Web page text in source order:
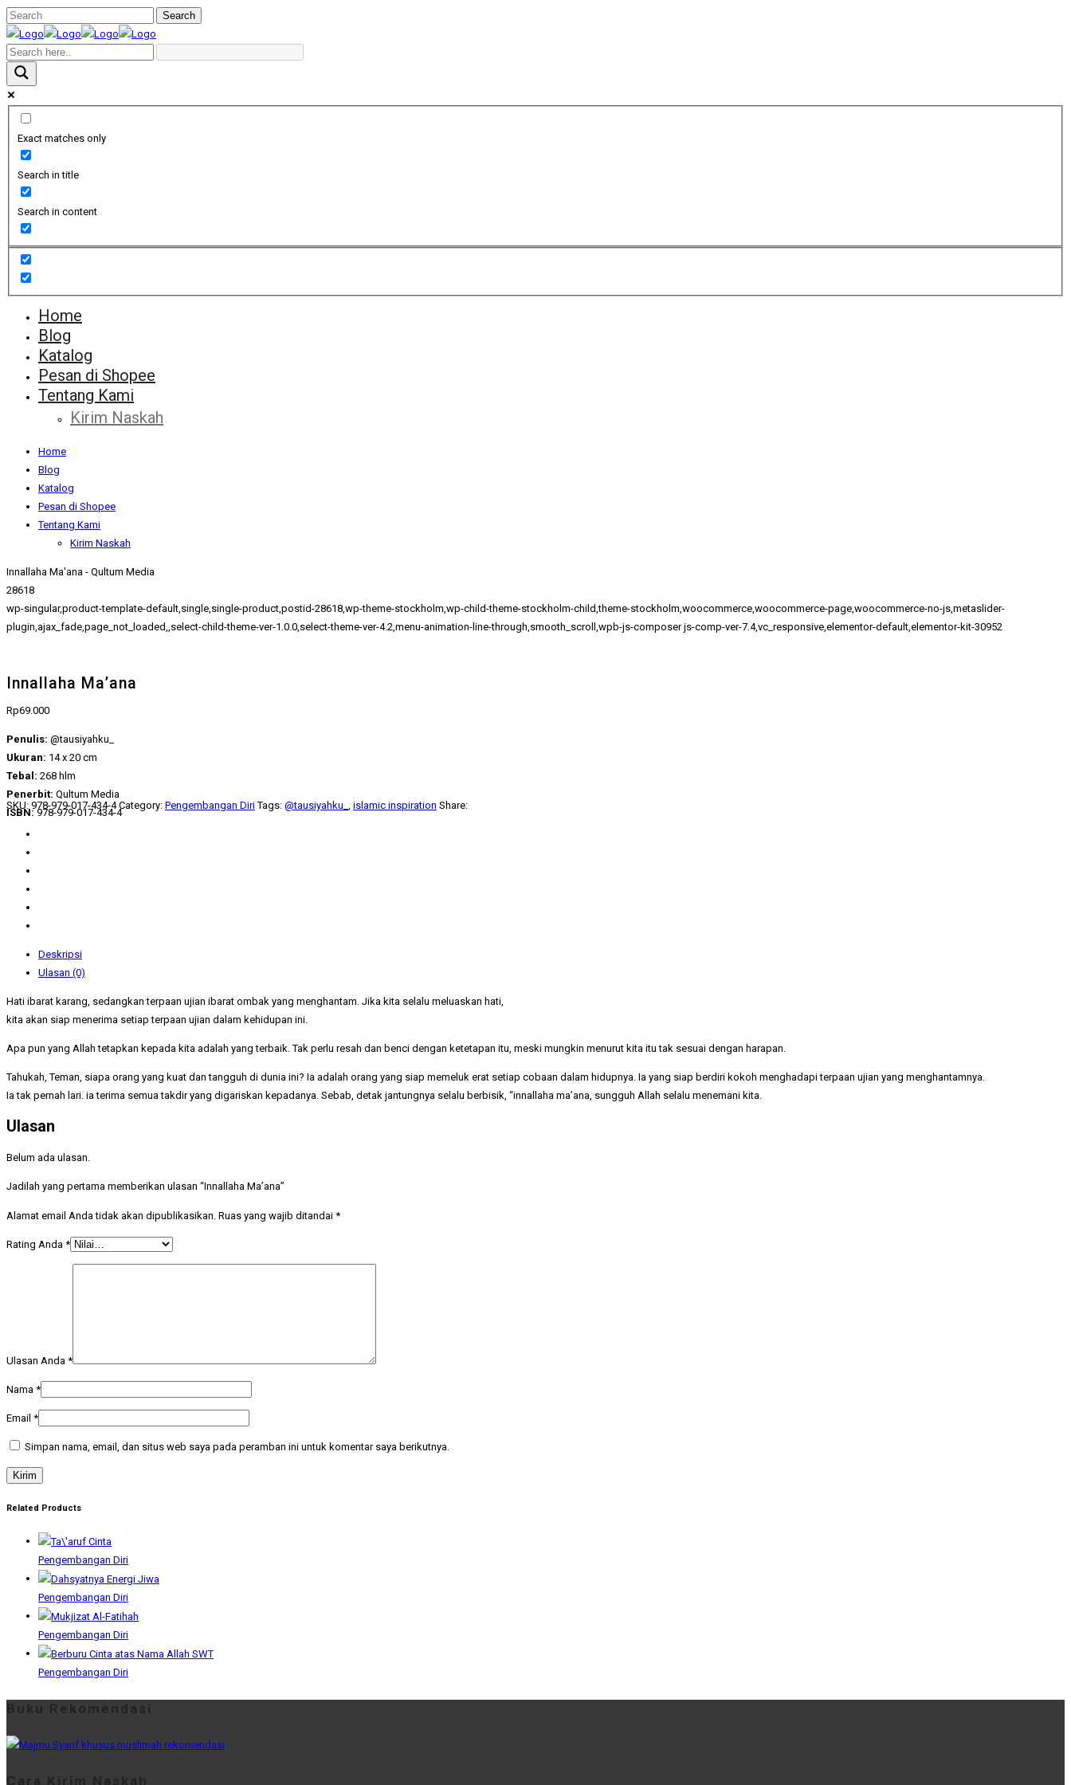
Exact matches only
Search in title
Search in content
Home
Blog
Katalog
Pesan di Shopee
Tentang Kami
Kirim Naskah
Home
Blog
Katalog
Pesan di Shopee
Tentang Kami
Kirim Naskah
Innallaha Ma'ana - Qultum Media
28618
wp-singular,product-template-default,single,single-product,postid-28618,wp-theme-stockholm,wp-child-theme-stockholm-child,theme-stockholm,woocommerce,woocommerce-page,woocommerce-no-js,metaslider-
plugin,ajax_fade,page_not_loaded,,select-child-theme-ver-1.0.0,select-theme-ver-4.2,menu-animation-line-through,smooth_scroll,wpb-js-composer js-comp-ver-7.4,vc_responsive,elementor-default,elementor-kit-30952
Innallaha Ma’ana
Rp69.000
Penulis: @tausiyahku_
Ukuran: 14 x 20 cm
Tebal: 268 hlm
Penerbit: Qultum Media
ISBN:978-979-017-434-4
SKU: 978-979-017-434-4 Category: Pengembangan Diri Tags: @tausiyahku_ islamic inspiration Share:
Deskripsi
Ulasan (0)
Hati ibarat karang, sedangkan terpaan ujian ibarat ombak yang menghantam. Jika kita selalu meluaskan hati,
kita akan siap menerima setiap terpaan ujian dalam kehidupan ini.
Apa pun yang Allah tetapkan kepada kita adalah yang terbaik. Tak perlu resah dan benci dengan ketetapan itu, meski mungkin menurut kita itu tak sesuai dengan harapan.
Tahukah, Teman, siapa orang yang kuat dan tangguh di dunia ini? Ia adalah orang yang siap memeluk erat setiap cobaan dalam hidupnya. Ia yang siap berdiri kokoh menghadapi terpaan ujian yang menghantamnya.
Ia tak pernah lari. ia terima semua takdir yang digariskan kepadanya. Sebab, detak jantungnya selalu berbisik, “innallaha ma’ana, sungguh Allah selalu menemani kita.
Ulasan
Belum ada ulasan.
Jadilah yang pertama memberikan ulasan “Innallaha Ma’ana”
Alamat email Anda tidak akan dipublikasikan. Ruas yang wajib ditandai *
Rating Anda *
Ulasan Anda *
Nama *
Email *
Simpan nama, email, dan situs web saya pada peramban ini untuk komentar saya berikutnya.
Related Products
Pengembangan Diri
Pengembangan Diri
Pengembangan Diri
Pengembangan Diri
Buku Rekomendasi
Cara Kirim Naskah